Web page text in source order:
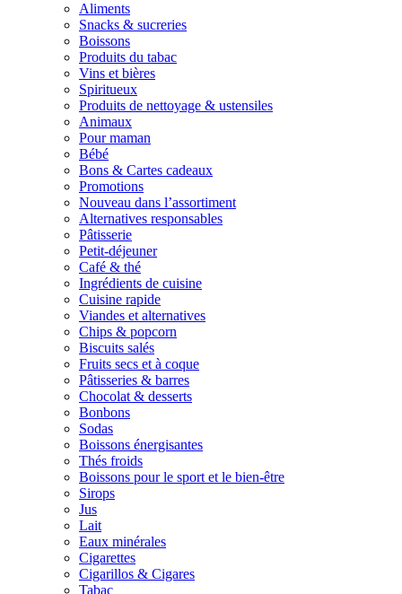
Aliments
Snacks & sucreries
Boissons
Produits du tabac
Vins et bières
Spiritueux
Produits de nettoyage & ustensiles
Animaux
Pour maman
Bébé
Bons & Cartes cadeaux
Promotions
Nouveau dans l’assortiment
Alternatives responsables
Pâtisserie
Petit-déjeuner
Café & thé
Ingrédients de cuisine
Cuisine rapide
Viandes et alternatives
Chips & popcorn
Biscuits salés
Fruits secs et à coque
Pâtisseries & barres
Chocolat & desserts
Bonbons
Sodas
Boissons énergisantes
Thés froids
Boissons pour le sport et le bien-être
Sirops
Jus
Lait
Eaux minérales
Cigarettes
Cigarillos & Cigares
Tabac